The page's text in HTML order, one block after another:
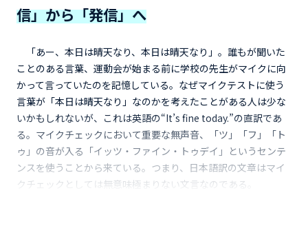
信」から「発信」へ
「あー、本日は晴天なり、本日は晴天なり」。誰もが聞いた
ことのある言葉、運動会が始まる前に学校の先生がマイクに向
かって言っていたのを記憶している。なぜマイクテストに使う
言葉が「本日は晴天なり」なのかを考えたことがある人は少な
いかもしれないが、これは英語の“It’s fine today.”の直訳であ
る。マイクチェックにおいて重要な無声音、「ツ」「フ」「ト
ゥ」の音が入る「イッツ・ファイン・トゥデイ」というセンテ
ンスを使うことから来ている。つまり、日本語訳の文章はマイ
クチェックとしては無意味極まりない文言なのである。